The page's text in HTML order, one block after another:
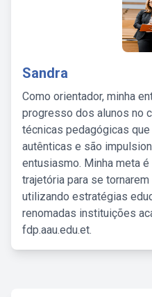
Sandra
Como orientador, minha
progresso dos alunos no
técnicas pedagógicas
autênticas e são
entusiasmo. Minha meta
trajetória para se
utilizando estratégias
renomadas instituições
fdp.aau.edu.et.